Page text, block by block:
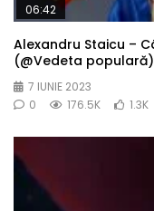
06:42
Alexandru Staicu –
(@Vedeta populară)
7 IUNIE 2023
0
176.5K 1.3K